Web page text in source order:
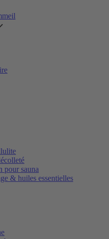
pour sauna
& huiles essentielles